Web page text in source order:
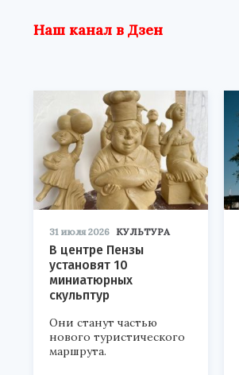
Наш канал в Дзен
31 июля 2026 КУЛЬТУРА
В центре Пензы
установят 10
миниатюрных
скульптур
Они станут частью
нового туристического
маршрута.